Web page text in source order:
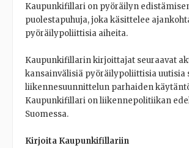
Kaupunkifillari on pyöräilyn
puolestapuhuja, joka käsittelee
pyöräilypoliittisia aiheita.
Kaupunkifillarin kirjoittajat seuraavat
kansainvälisiä pyöräilypoliittisia uutisia
liikennesuunnittelun parhaiden
Kaupunkifillari on liikennepolitiikan
Suomessa.
Kirjoita Kaupunkifillariin